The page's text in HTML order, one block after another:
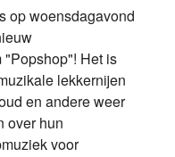
op woensdagavond
"Popshop"! Het is
lekkernijen
en andere weer
over hun
voor